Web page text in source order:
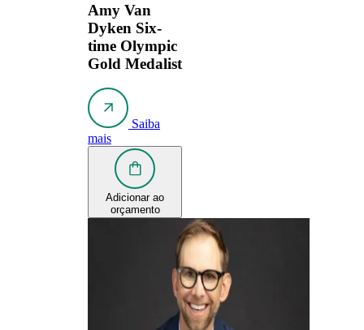
Amy Van
Dyken Six-
time Olympic
Gold Medalist
Saiba
mais
Adicionar ao
orçamento